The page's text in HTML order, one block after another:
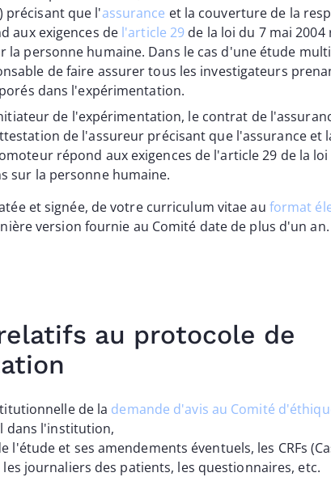
précisant que l'assurance et la couverture de la
aux exigences de l'article 29 de la loi du 7 mai 2004
la personne humaine. Dans le cas d'une étude
de faire assurer tous les investigateurs
dans l'expérimentation.
de l'expérimentation, le contrat de
de l'assureur précisant que l'assurance et
répond aux exigences de l'article 29 de la
sur la personne humaine.
et signée, de votre curriculum vitae au format
version fournie au Comité date de plus d'un an.
au protocole de
de la demande d'avis au Comité
dans l'institution,
l'étude et ses amendements éventuels, les CRFs
journaliers des patients, les questionnaires, etc.